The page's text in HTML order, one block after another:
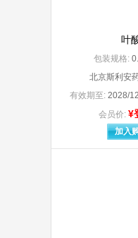
北京市
北京斯
北京
北京
北京万
叶
包装规格:
北京斯利安
有效期至: 2028/
会员价: ¥
加入